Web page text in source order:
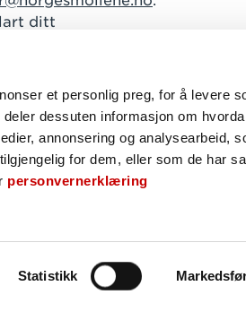
et personlig preg, for å levere
dessuten informasjon om
annonsering og analysearbeid,
for dem, eller som de har
personvernerklæring
Statistikk
ditt
Følg oss
FacebookInstagramLinkedin
© 2026